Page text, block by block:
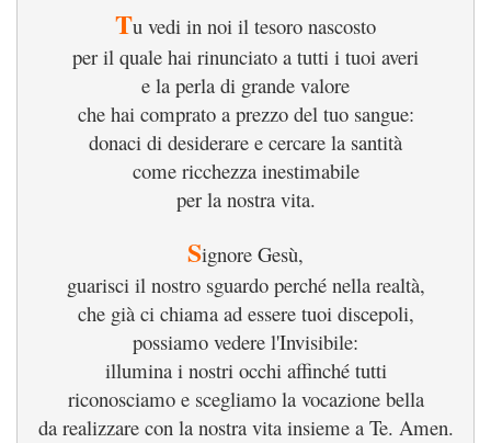
Tu vedi in noi il tesoro nascosto
per il quale hai rinunciato a tutti i tuoi averi
e la perla di grande valore
che hai comprato a prezzo del tuo sangue:
donaci di desiderare e cercare la santità
come ricchezza inestimabile
per la nostra vita.
Signore Gesù,
guarisci il nostro sguardo perché nella realtà,
che già ci chiama ad essere tuoi discepoli,
possiamo vedere l'Invisibile:
illumina i nostri occhi affinché tutti
riconosciamo e scegliamo la vocazione bella
da realizzare con la nostra vita insieme a Te. Amen.